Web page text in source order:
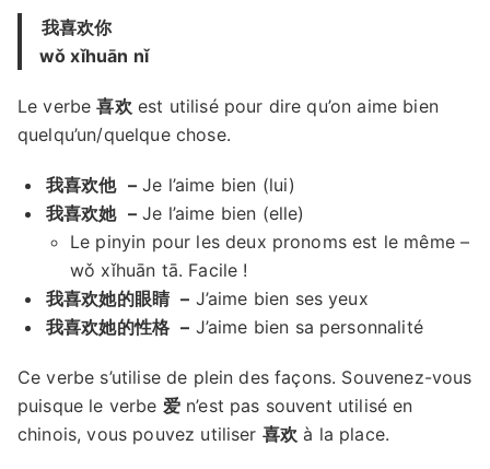
我喜欢你
wǒ xǐhuān nǐ
Le verbe喜欢 est utilisé pour dire qu’on aime bien
quelqu’un/quelque chose.
我喜欢他 –Je l’aime bien (lui)
我喜欢她 –Je l’aime bien (elle)
Le pinyin pour les deux pronoms est le même –
wǒ xǐhuān tā. Facile !
我喜欢她的眼睛 – J’aime bien ses yeux
我喜欢她的性格 – J’aime bien sa personnalité
Ce verbe s’utilise de plein des façons. Souvenez-vous
puisque le verbe 爱n’est pas souvent utilisé en
chinois, vous pouvez utiliser 喜欢 à la place.